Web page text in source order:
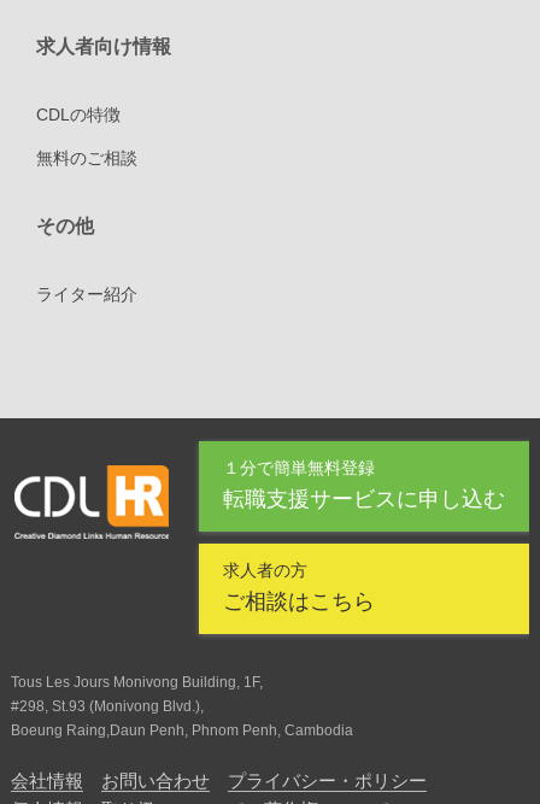
求人者向け情報
CDLの特徴
無料のご相談
その他
ライター紹介
１分で簡単無料登録
転職支援サービスに申し込む
求人者の方
ご相談はこちら
Tous Les Jours Monivong Building, 1F,
#298, St.93 (Monivong Blvd.),
Boeung Raing,Daun Penh, Phnom Penh, Cambodia
会社情報 お問い合わせ
プライバシー・ポリシー